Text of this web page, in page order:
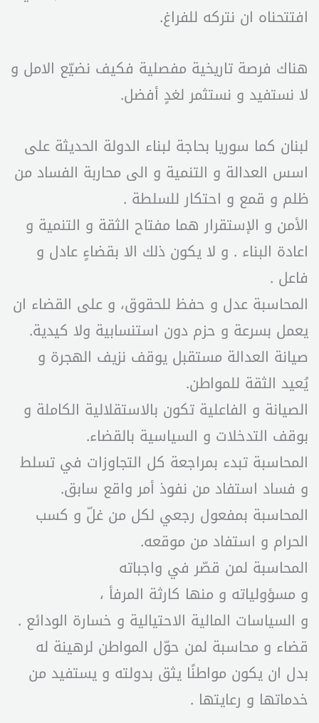
افتتحناه ان نتركه للفراغ.
هناك فرصة تاريخية مفصلية فكيف نضيّع الامل و
لا نستفيد و نستثمر لغدٍ أفضل.
لبنان كما سوريا بحاجة لبناء الدولة الحديثة على
اسس العدالة و التنمية و الى محاربة الفساد من
ظلم و قمع و احتكار للسلطة .
الأمن و الإستقرار هما مفتاح الثقة و التنمية و
اعادة البناء . و لا يكون ذلك الا بقضاءٍ عادل و
فاعل .
المحاسبة عدل و حفظ للحقوق، و على القضاء ان
يعمل بسرعة و حزم دون استنسابية ولا كيدية.
صيانة العدالة مستقبل يوقف نزيف الهجرة و
يُعيد الثقة للمواطن.
الصيانة و الفاعلية تكون بالاستقلالية الكاملة و
بوقف التدخلات و السياسية بالقضاء.
المحاسبة تبدء بمراجعة كل التجاوزات في تسلط
و فساد استفاد من نفوذ أمر واقع سابق.
المحاسبة بمفعول رجعي لكل من غلّ و كسب
الحرام و استفاد من موقعه.
المحاسبة لمن قصّر في واجباته
و مسؤولياته و منها كارثة المرفأ ،
و السياسات المالية الاحتيالية و خسارة الودائع .
قضاء و محاسبة لمن حوّل المواطن لرهينة له
بدل ان يكون مواطنًا يثق بدولته و يستفيد من
خدماتها و رعايتها .